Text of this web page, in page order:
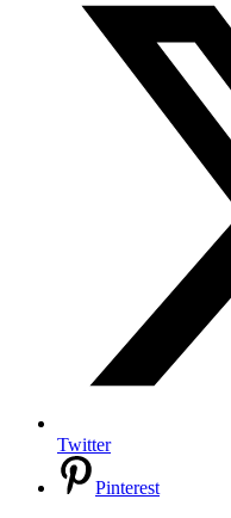
Twitter
Pinterest